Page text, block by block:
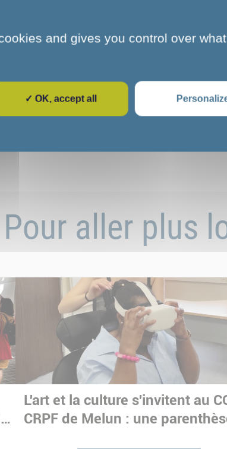
, réalisé par L'ESAT l'Orange Épicée
de clôture
Départementale de l'Emploi Accompagné
Pour aller plus
L'art et la culture s'invitent au
CRPF de Melun : une
and gives you control over
✓ OK, accept all